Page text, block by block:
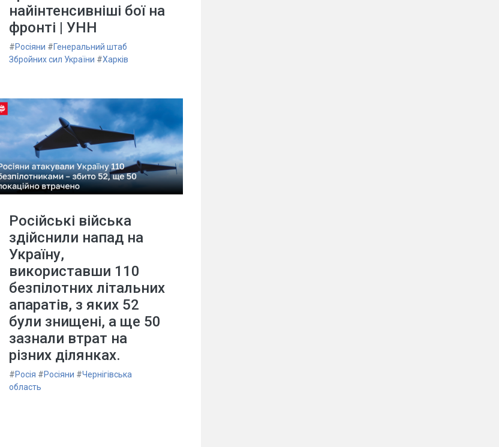
найінтенсивніші бої на
фронті | УНН
#Росіяни #Генеральний штаб
Збройних сил України #Харків
Російські війська
здійснили напад на
Україну,
використавши 110
безпілотних літальних
апаратів, з яких 52
були знищені, а ще 50
зазнали втрат на
різних ділянках.
#Росія #Росіяни #Чернігівська
область